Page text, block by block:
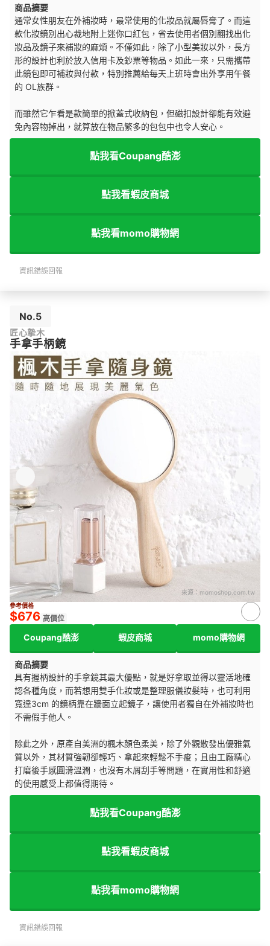
商品摘要
通常女性朋友在外補妝時，最常使用的化妝品就屬唇膏了。而這
款化妝鏡別出心裁地附上迷你口紅包，省去使用者個別翻找出化
妝品及鏡子來補妝的麻煩。不僅如此，除了小型美妝以外，長方
形的設計也利於放入信用卡及鈔票等物品。如此一來，只需攜帶
此鏡包即可補妝與付款，特別推薦給每天上班時會出外享用午餐
的 OL族群。
而雖然它乍看是款簡單的掀蓋式收納包，但磁扣設計卻能有效避
免內容物掉出，就算放在物品繁多的包包中也令人安心。
點我看Coupang酷澎
點我看蝦皮商城
點我看momo購物網
資訊錯誤回報
No.5
匠心摯木
手拿手柄鏡
來源： momoshop.com.tw
參考價格
$676 高價位
Coupang酷澎 蝦皮商城 momo購物網
商品摘要
具有握柄設計的手拿鏡其最大優點，就是好拿取並得以靈活地確
認各種角度，而若想用雙手化妝或是整理服儀妝髮時，也可利用
寬達3cm 的鏡柄靠在牆面立起鏡子，讓使用者獨自在外補妝時也
不需假手他人。
除此之外，原產自美洲的楓木顏色柔美，除了外觀散發出優雅氣
質以外，其材質強韌卻輕巧、拿起來輕鬆不手痠；且由工廠精心
打磨後手感圓滑溫潤，也沒有木屑刮手等問題，在實用性和舒適
的使用感受上都值得期待。
點我看Coupang酷澎
點我看蝦皮商城
點我看momo購物網
資訊錯誤回報